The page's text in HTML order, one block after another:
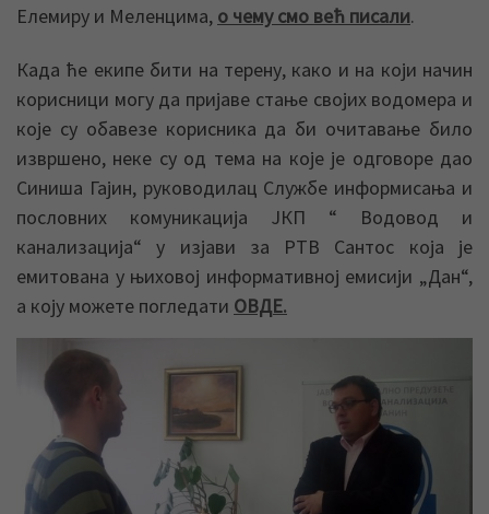
Елемиру и Меленцима, о чему смо већ писали.
Када ће екипе бити на терену, како и на који начин
корисници могу да пријаве стање својих водомера и
које су обавезе корисника да би очитавање било
извршено, неке су од тема на које је одговоре дао
Синиша Гајин, руководилац Службе информисања и
пословних комуникација ЈКП “ Водовод и
канализација“ у изјави за РТВ Сантос која је
емитована у њиховој информативној емисији „Дан“,
а коју можете погледати ОВДЕ.